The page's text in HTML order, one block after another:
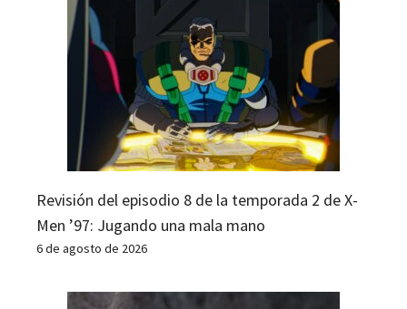
Revisión del episodio 8 de la temporada 2 de X-
Men ’97: Jugando una mala mano
6 de agosto de 2026